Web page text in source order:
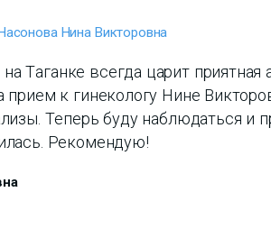
Нина Викторовна
Таганке всегда царит приятная
прием к гинекологу Нине
Теперь буду наблюдаться и
Рекомендую!